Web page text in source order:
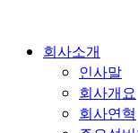
회사소개
인사말
회사개요
회사연혁